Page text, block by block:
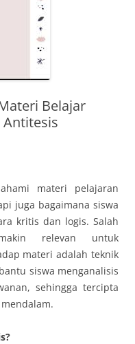
Belajar
Antitesis
materi pelajaran
juga bagaimana siswa
kritis dan logis. Salah
relevan untuk
materi adalah teknik
siswa menganalisis
sehingga tercipta